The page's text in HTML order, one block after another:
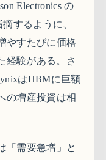
Electronics の
するように、
やすたびに価格
経験がある。さ
はHBMに巨額
の増産投資は相
「需要急増」と